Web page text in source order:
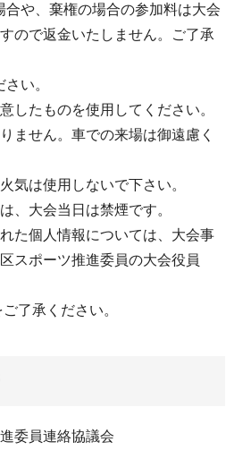
合や、棄権の場合の参加料は大会
ので返金いたしません。ご了承
い。
したものを使用してください。
ません。車での来場は御遠慮く
気は使用しないで下さい。
、大会当日は禁煙です。
た個人情報については、大会事
スポーツ推進委員の大会役員
承ください。
委員連絡協議会